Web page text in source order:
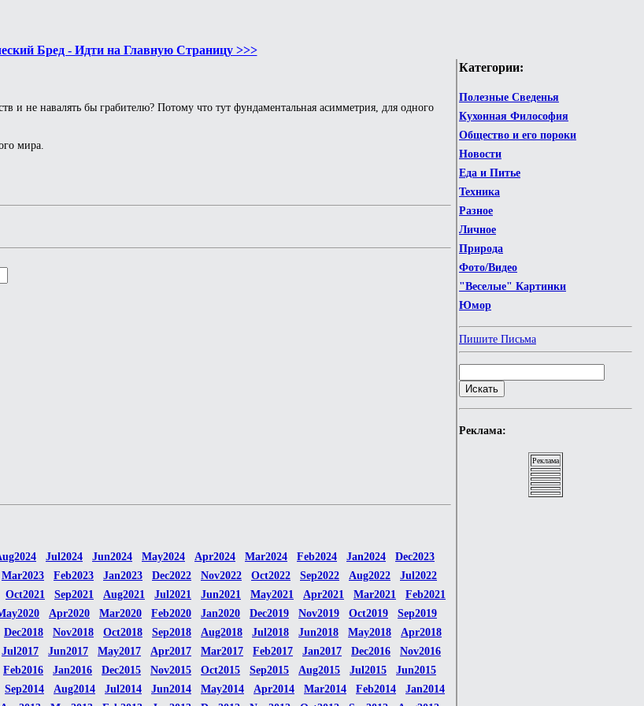
Бред - Идти на Главную Страницу >>>
Категории:
Полезные Сведенья
Кухонная Философия
Общество и его пороки
Новости
Еда и Питье
Техника
Разное
Личное
Природа
Фото/Видео
"Веселые" Картинки
Юмор
Пишите Письма
Реклама:
Реклама
и не навалять бы грабителю? Потому что тут фундаментальная асимметрия, для одного
мира.
Jul2024 Jun2024 May2024 Apr2024 Mar2024 Feb2024 Jan2024
Dec2023
Mar2023 Feb2023 Jan2023 Dec2022 Nov2022 Oct2022 Sep2022 Aug2022
Jul2022
Oct2021 Sep2021 Aug2021 Jul2021 Jun2021 May2021 Apr2021 Mar2021
Feb2021
Apr2020 Mar2020 Feb2020 Jan2020 Dec2019 Nov2019 Oct2019
Sep2019
Dec2018 Nov2018 Oct2018 Sep2018 Aug2018 Jul2018 Jun2018 May2018
Apr2018
Jul2017 Jun2017 May2017 Apr2017 Mar2017 Feb2017 Jan2017 Dec2016
Nov2016
Feb2016 Jan2016 Dec2015 Nov2015 Oct2015 Sep2015 Aug2015 Jul2015
Jun2015
Sep2014 Aug2014 Jul2014 Jun2014 May2014 Apr2014 Mar2014 Feb2014
Jan2014